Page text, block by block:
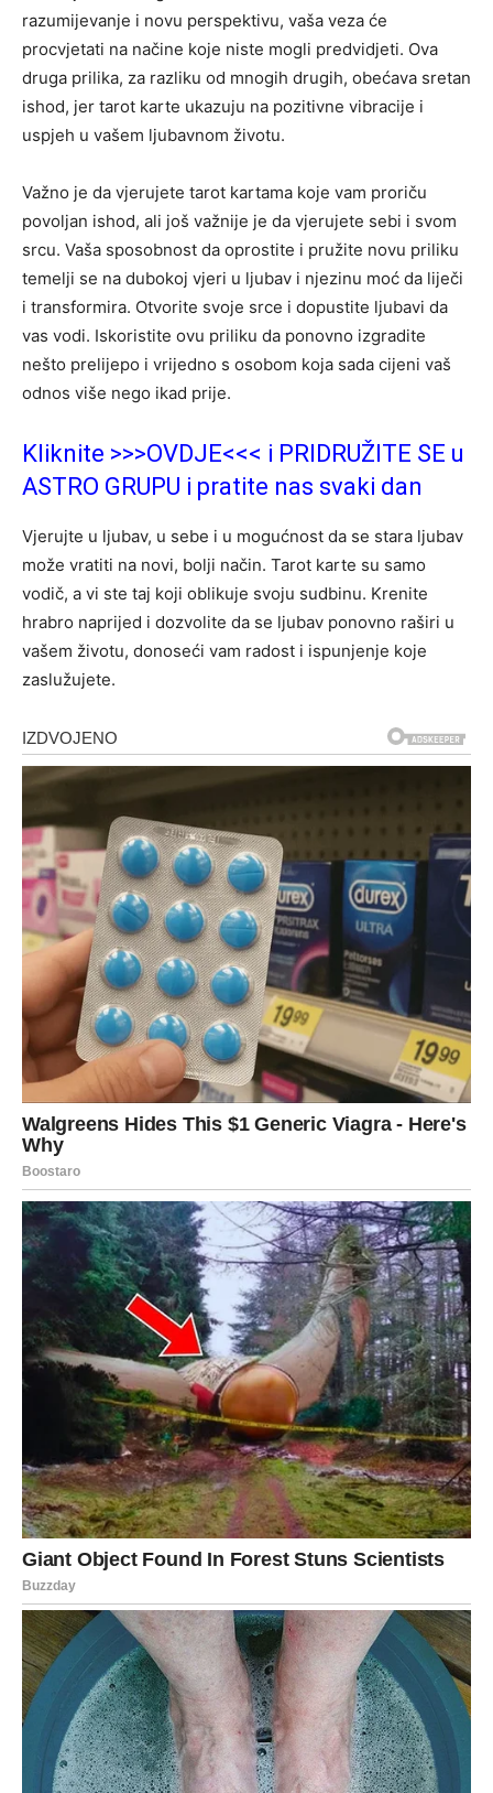
razumijevanje i novu perspektivu, vaša veza će
procvjetati na načine koje niste mogli predvidjeti. Ova
druga prilika, za razliku od mnogih drugih, obećava sretan
ishod, jer tarot karte ukazuju na pozitivne vibracije i
uspjeh u vašem ljubavnom životu.
Važno je da vjerujete tarot kartama koje vam proriču
povoljan ishod, ali još važnije je da vjerujete sebi i svom
srcu. Vaša sposobnost da oprostite i pružite novu priliku
temelji se na dubokoj vjeri u ljubav i njezinu moć da liječi
i transformira. Otvorite svoje srce i dopustite ljubavi da
vas vodi. Iskoristite ovu priliku da ponovno izgradite
nešto prelijepo i vrijedno s osobom koja sada cijeni vaš
odnos više nego ikad prije.
Kliknite >>>OVDJE<<< i PRIDRUŽITE SE u
ASTRO GRUPU i pratite nas svaki dan
Vjerujte u ljubav, u sebe i u mogućnost da se stara ljubav
može vratiti na novi, bolji način. Tarot karte su samo
vodič, a vi ste taj koji oblikuje svoju sudbinu. Krenite
hrabro naprijed i dozvolite da se ljubav ponovno raširi u
vašem životu, donoseći vam radost i ispunjenje koje
zaslužujete.